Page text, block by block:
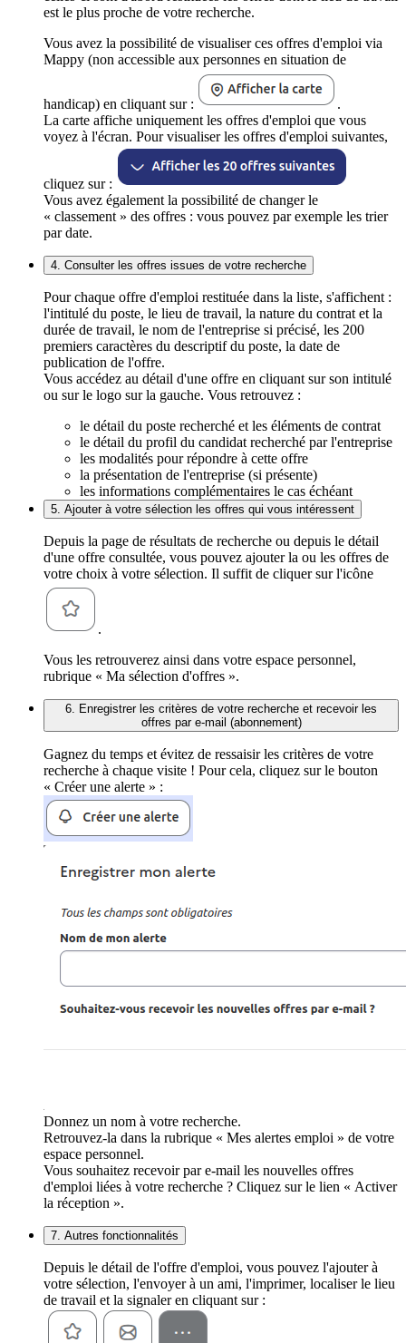
est le plus proche de votre recherche.
Vous avez la possibilité de visualiser ces offres d'emploi via
Mappy (non accessible aux personnes en situation de
handicap) en cliquant sur :
.
La carte affiche uniquement les offres d'emploi que vous
voyez à l'écran. Pour visualiser les offres d'emploi suivantes,
cliquez sur :
Vous avez également la possibilité de changer le
« classement » des offres : vous pouvez par exemple les trier
par date.
4. Consulter les offres issues de votre recherche
Pour chaque offre d'emploi restituée dans la liste, s'affichent :
l'intitulé du poste, le lieu de travail, la nature du contrat et la
durée de travail, le nom de l'entreprise si précisé, les 200
premiers caractères du descriptif du poste, la date de
publication de l'offre.
Vous accédez au détail d'une offre en cliquant sur son intitulé
ou sur le logo sur la gauche. Vous retrouvez :
le détail du poste recherché et les éléments de contrat
le détail du profil du candidat recherché par l'entreprise
les modalités pour répondre à cette offre
la présentation de l'entreprise (si présente)
les informations complémentaires le cas échéant
5. Ajouter à votre sélection les offres qui vous intéressent
Depuis la page de résultats de recherche ou depuis le détail
d'une offre consultée, vous pouvez ajouter la ou les offres de
votre choix à votre sélection. Il suffit de cliquer sur l'icône
.
Vous les retrouverez ainsi dans votre espace personnel,
rubrique « Ma sélection d'offres ».
6. Enregistrer les critères de votre recherche et recevoir les
offres par e-mail (abonnement)
Gagnez du temps et évitez de ressaisir les critères de votre
recherche à chaque visite ! Pour cela, cliquez sur le bouton
« Créer une alerte » :
Donnez un nom à votre recherche.
Retrouvez-la dans la rubrique « Mes alertes emploi » de votre
espace personnel.
Vous souhaitez recevoir par e-mail les nouvelles offres
d'emploi liées à votre recherche ? Cliquez sur le lien « Activer
la réception ».
7. Autres fonctionnalités
Depuis le détail de l'offre d'emploi, vous pouvez l'ajouter à
votre sélection, l'envoyer à un ami, l'imprimer, localiser le lieu
de travail et la signaler en cliquant sur :